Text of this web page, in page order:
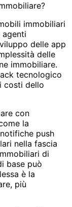
immobiliari
delle app
delle
immobiliare.
tecnologico
costi dello
con
la
push
nella fascia
di
base può
è la
più